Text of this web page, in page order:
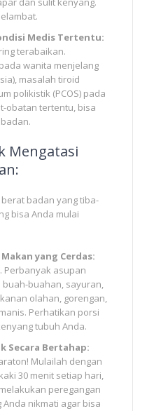
Medis Tertentu:
terabaikan.
wanita menjelang
masalah tiroid
polikistik (PCOS) pada
obatan tertentu, bisa
Mengatasi
badan yang tiba-
bisa Anda mulai
yang Cerdas:
. Perbanyak asupan
buahan, sayuran,
olahan, gorengan,
Perhatikan porsi
tubuh Anda.
Secara Bertahap:
Mulailah dengan
30 menit setiap hari,
peregangan
nikmati agar bisa